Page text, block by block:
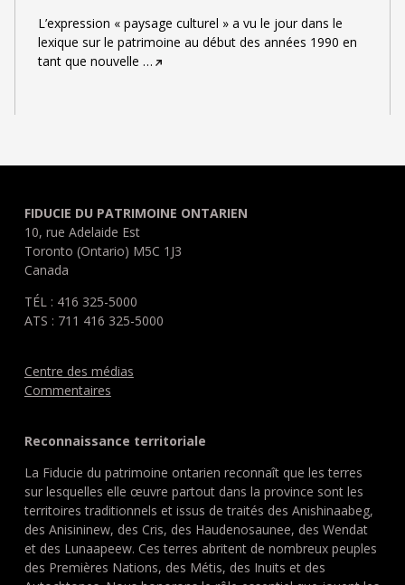
L’expression « paysage culturel » a vu le jour dans le
lexique sur le patrimoine au début des années 1990 en
tant que nouvelle …
FIDUCIE DU PATRIMOINE ONTARIEN
10, rue Adelaide Est
Toronto (Ontario) M5C 1J3
Canada
TÉL : 416 325-5000
ATS : 711 416 325-5000
Centre des médias
Commentaires
Reconnaissance territoriale
La Fiducie du patrimoine ontarien reconnaît que les terres
sur lesquelles elle œuvre partout dans la province sont les
territoires traditionnels et issus de traités des Anishinaabeg,
des Anisininew, des Cris, des Haudenosaunee, des Wendat
et des Lunaapeew. Ces terres abritent de nombreux peuples
des Premières Nations, des Métis, des Inuits et des